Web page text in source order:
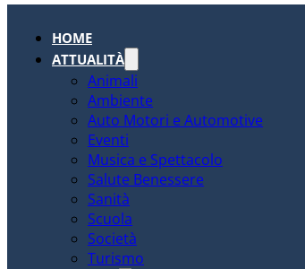
HOME
ATTUALITÀ
Animali
Ambiente
Auto Motori e Automotive
Eventi
Musica e Spettacolo
Salute Benessere
Sanità
Scuola
Società
Turismo